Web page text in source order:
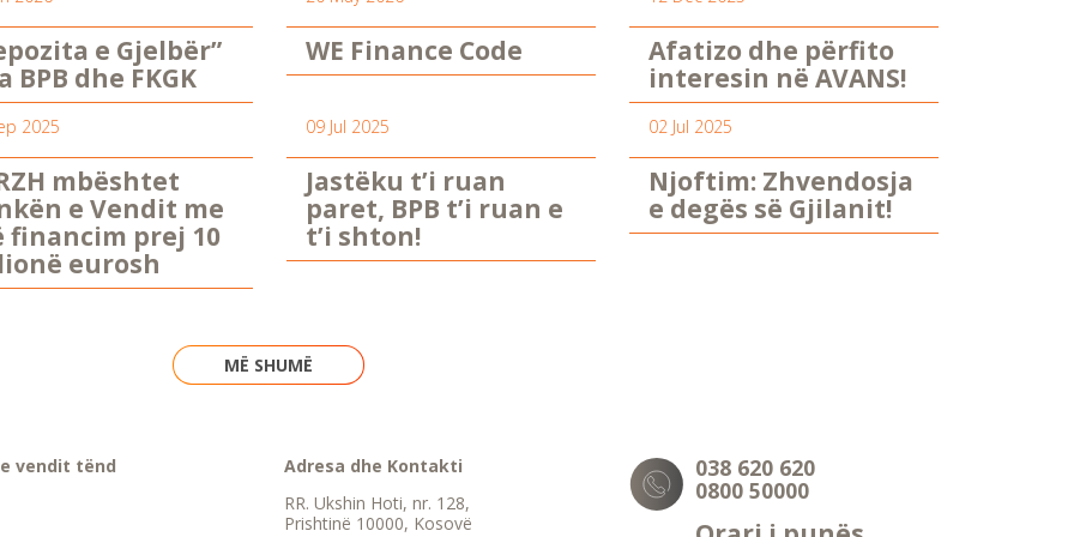
e Gjelbër”
BPB dhe FKGK
WE Finance Code
Afatizo dhe përfito
interesin në AVANS!
2025
mbështet
e Vendit me
financim prej 10
eurosh
09 Jul 2025
Jastëku t’i ruan
paret, BPB t’i ruan e
t’i shton!
02 Jul 2025
Njoftim: Zhvendosja
e degës së Gjilanit!
MË SHUMË
vendit tënd
Adresa dhe Kontakti
RR. Ukshin Hoti, nr. 128,
Prishtinë 10000, Kosovë
038 620 620
0800 50000